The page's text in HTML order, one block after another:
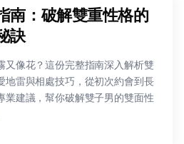
南：破解雙重性格的
訣
又像花？這份完整指南深入解析雙
地雷與相處技巧，從初次約會到長
業建議，幫你破解雙子男的雙面性